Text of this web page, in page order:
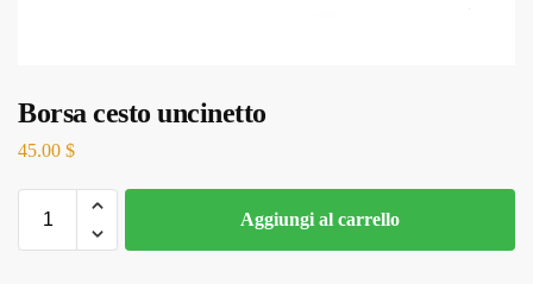
Borsa cesto uncinetto
45.00 $
Aggiungi al carrello